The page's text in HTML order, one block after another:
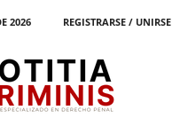
2026 REGISTRARSE / UNIRSE